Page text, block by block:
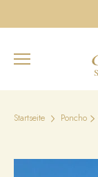
Startseite Poncho